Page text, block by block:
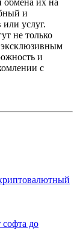
обмена их на
и
услуг.
не только
эксклюзивным
и
с
до